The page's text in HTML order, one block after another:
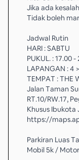
Jika ada
Tidak boleh
Jadwal Rutin
HARI : SABTU
PUKUL. : 17.00
LAPANGAN : 4
TEMPAT : THE
Jalan Taman
RT.10/RW.17,
Khusus Ibukota
https://
Parkiran Luas
Mobil 5k /